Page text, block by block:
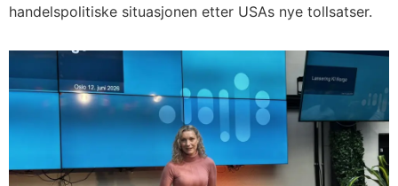
handelspolitiske situasjonen etter USAs nye tollsatser.